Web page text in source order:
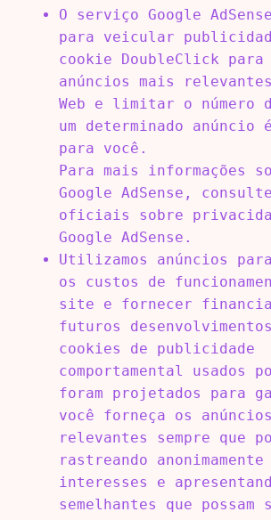
O serviço Google
para veicular
cookie DoubleClick
anúncios mais
Web e limitar o número
um determinado anúncio
para você.
Para mais informações
Google AdSense,
oficiais sobre
Google AdSense.
Utilizamos anúncios para
os custos de
site e fornecer
futuros
cookies de publicidade
comportamental usados
foram projetados para
você forneça os
relevantes sempre que
rastreando anonimamente
interesses e
semelhantes que possam